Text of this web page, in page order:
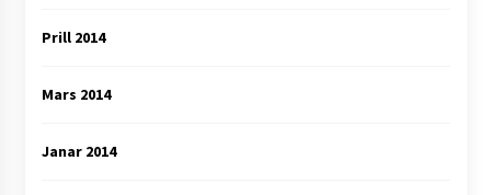
Prill 2014
Mars 2014
Janar 2014